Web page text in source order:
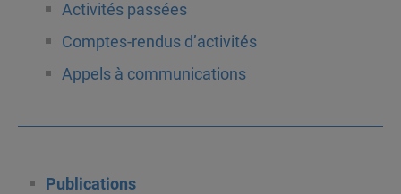
Activités passées
Comptes-rendus d’activités
Appels à communications
Publications